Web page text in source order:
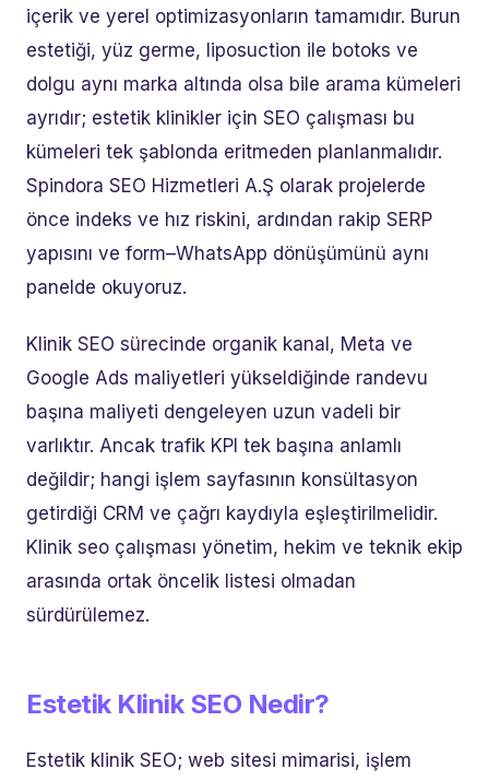
içerik ve yerel optimizasyonların tamamıdır. Burun
estetiği, yüz germe, liposuction ile botoks ve
dolgu aynı marka altında olsa bile arama kümeleri
ayrıdır; estetik klinikler için SEO çalışması bu
kümeleri tek şablonda eritmeden planlanmalıdır.
Spindora SEO Hizmetleri A.Ş olarak projelerde
önce indeks ve hız riskini, ardından rakip SERP
yapısını ve form–WhatsApp dönüşümünü aynı
panelde okuyoruz.
Klinik SEO sürecinde organik kanal, Meta ve
Google Ads maliyetleri yükseldiğinde randevu
başına maliyeti dengeleyen uzun vadeli bir
varlıktır. Ancak trafik KPI tek başına anlamlı
değildir; hangi işlem sayfasının konsültasyon
getirdiği CRM ve çağrı kaydıyla eşleştirilmelidir.
Klinik seo çalışması yönetim, hekim ve teknik ekip
arasında ortak öncelik listesi olmadan
sürdürülemez.
Estetik Klinik SEO Nedir?
Estetik klinik SEO; web sitesi mimarisi, işlem